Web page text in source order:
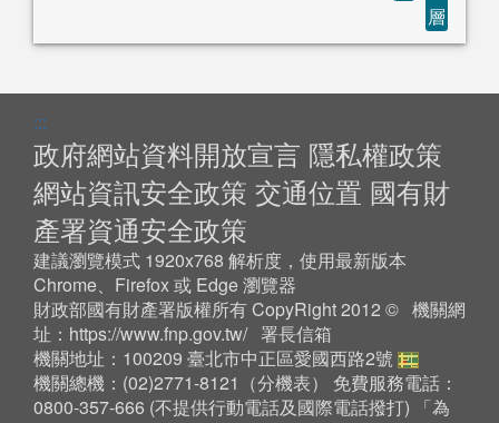
層
:::
政府網站資料開放宣言 隱私權政策
網站資訊安全政策 交通位置 國有財
產署資通安全政策
建議瀏覽模式 1920x768 解析度，使用最新版本
Chrome、Firefox 或 Edge 瀏覽器
財政部國有財產署版權所有 CopyRight 2012 © 機關網
址： https://www.fnp.gov.tw/ 署長信箱
機關地址：100209 臺北市中正區愛國西路2號
機關總機：(02)2771-8121（分機表） 免費服務電話：
0800-357-666 (不提供行動電話及國際電話撥打) 「為